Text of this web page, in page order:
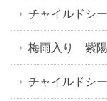
チャイルドシ
梅雨入り 紫陽
チャイルドシ